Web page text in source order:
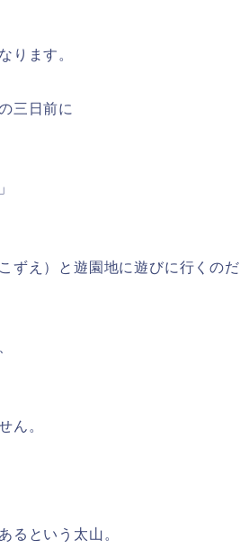
ります。
三日前に
ずえ）と遊園地に遊びに行くのだ
ん。
るという太山。